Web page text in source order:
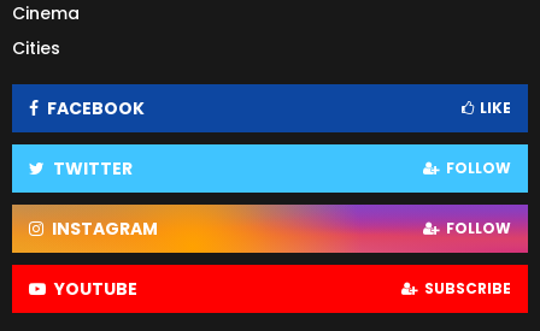
Cinema
Cities
FACEBOOK LIKE
TWITTER FOLLOW
INSTAGRAM FOLLOW
YOUTUBE SUBSCRIBE